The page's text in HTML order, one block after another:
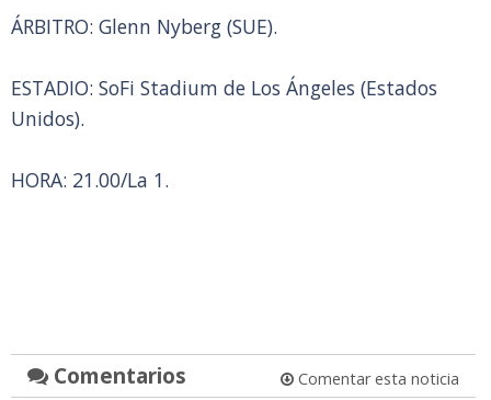
ÁRBITRO: Glenn Nyberg (SUE).
ESTADIO: SoFi Stadium de Los Ángeles (Estados
Unidos).
HORA: 21.00/La 1.
Comentarios Comentar esta noticia